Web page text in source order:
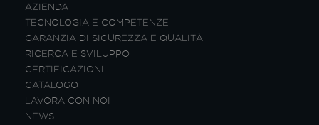
AZIENDA
TECNOLOGIA E COMPETENZE
GARANZIA DI SICUREZZA E QUALITÀ
RICERCA E SVILUPPO
CERTIFICAZIONI
CATALOGO
LAVORA CON NOI
NEWS